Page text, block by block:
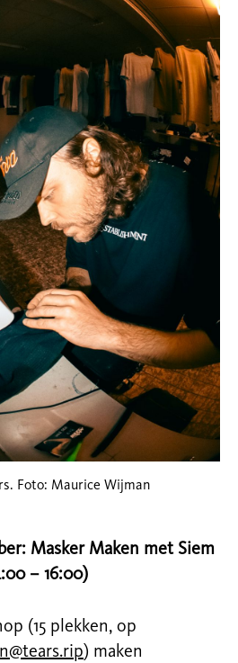
Foto: Maurice Wijman
Masker Maken met Siem
– 16:00)
(15 plekken, op
) maken